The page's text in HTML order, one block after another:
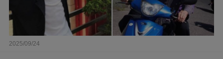
2025/09/24